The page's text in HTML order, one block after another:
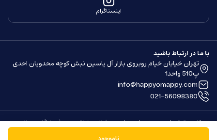
اینستاگرام
با ما در ارتباط باشید
تهران خیابان خیام روبروی بازار آل یاسین نبش کوچه محدویان احدی
پ510 واحد1
info@happyomappy.com
021-56098380
کلیه حقوق مادی و معنوی این سایت محفوظ و متعلق به این فروشگاه می باشد.